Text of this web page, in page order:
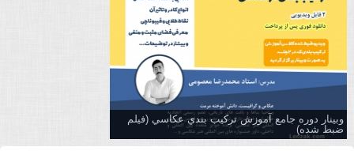
وبینار دوره جامع آموزش تركيب بندي عكاسي (فیلم
ضبط شده)